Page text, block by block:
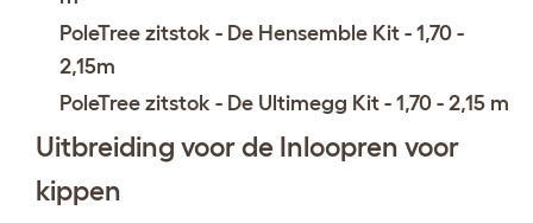
PoleTree zitstok - De Hensemble Kit - 1,70 -
2,15m
PoleTree zitstok - De Ultimegg Kit - 1,70 - 2,15 m
Uitbreiding voor de Inloopren voor
kippen